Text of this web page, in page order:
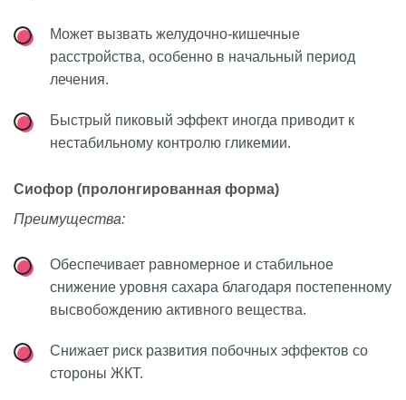
Может вызвать желудочно-кишечные
расстройства, особенно в начальный период
лечения.
Быстрый пиковый эффект иногда приводит к
нестабильному контролю гликемии.
Сиофор (пролонгированная форма)
Преимущества:
Обеспечивает равномерное и стабильное
снижение уровня сахара благодаря постепенному
высвобождению активного вещества.
Снижает риск развития побочных эффектов со
стороны ЖКТ.